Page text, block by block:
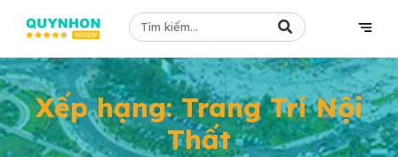
Xếp hạng: Trang Trí Nội
Thất